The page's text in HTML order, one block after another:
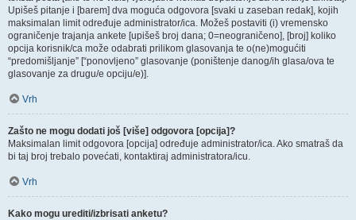
Upišeš pitanje i [barem] dva moguća odgovora [svaki u zaseban redak], kojih
maksimalan limit određuje administrator/ica. Možeš postaviti (i) vremensko
ograničenje trajanja ankete [upišeš broj dana; 0=neograničeno], [broj] koliko
opcija korisnik/ca može odabrati prilikom glasovanja te o(ne)mogućiti
“predomišljanje” [“ponovljeno” glasovanje (poništenje danog/ih glasa/ova te
glasovanje za drugu/e opciju/e)].
Vrh
Zašto ne mogu dodati još [više] odgovora [opcija]?
Maksimalan limit odgovora [opcija] određuje administrator/ica. Ako smatraš da
bi taj broj trebalo povećati, kontaktiraj administratora/icu.
Vrh
Kako mogu urediti/izbrisati anketu?